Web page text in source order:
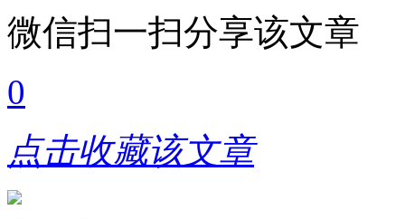
微信扫一扫分享该文章
0
点击收藏该文章